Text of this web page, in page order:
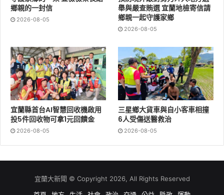
今(114)年林業及自然保育署宜蘭分署循往例向太平山的鎮
安宮國姓爺擲筊請示，於3月5-7日舉行為期三天太平山迎
媽祖活動，並在行程的第2日開放35個名額讓民眾報名共
同參與這場太平山文化盛事!今(114)年共8座廟宇、11座神
太平山方向沿途繞境，駐駕土場土地公廟，第2天由土場
土地公廟起駕，行經太平山遊樂區內鳩之澤、中間服務
站、翠峰山屋、太平山莊、蹦蹦車站(太平山站-茂興站)，
鄉親的一封信
2026-08-05
舉與嚴查賄選 宜蘭地檢寄信請
鄉親一起守護家鄉
2026-08-05
宜蘭縣首台AI智慧回收機啟用
投5件回收物可拿1元回饋金
2026-08-05
三星鄉大貨車與自小客車相撞
6人受傷送醫救治
2026-08-05
宜蘭大新聞 © Copyright 2026, All Rights Reserved